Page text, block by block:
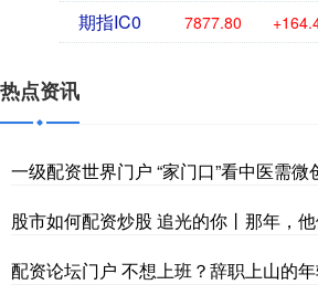
期指IC0 7877.80
热点资讯
一级配资世界门户 “家门口”看中医需微
股市如何配资炒股 追光的你丨那年，
配资论坛门户 不想上班？辞职上山的